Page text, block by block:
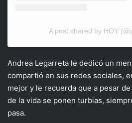
A post shared by HOY
Andrea Legarreta le dedicó un
compartió en sus redes sociales,
mejor y le recuerda que a pesar
de la vida se ponen turbias,
pasa.